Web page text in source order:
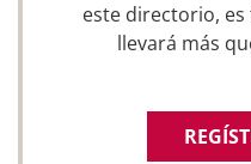
este directorio,
llevará más